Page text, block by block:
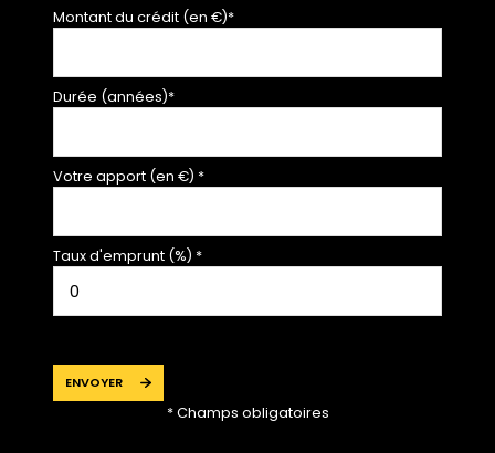
Montant du crédit (en €)*
Durée (années)*
Votre apport (en €) *
Taux d'emprunt (%) *
ENVOYER
* Champs obligatoires